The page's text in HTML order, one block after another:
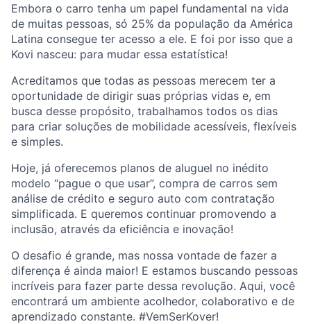
Embora o carro tenha um papel fundamental na vida
de muitas pessoas, só 25% da população da América
Latina consegue ter acesso a ele. E foi por isso que a
Kovi nasceu: para mudar essa estatística!
Acreditamos que todas as pessoas merecem ter a
oportunidade de dirigir suas próprias vidas e, em
busca desse propósito, trabalhamos todos os dias
para criar soluções de mobilidade acessíveis, flexíveis
e simples.
Hoje, já oferecemos planos de aluguel no inédito
modelo “pague o que usar”, compra de carros sem
análise de crédito e seguro auto com contratação
simplificada. E queremos continuar promovendo a
inclusão, através da eficiência e inovação!
O desafio é grande, mas nossa vontade de fazer a
diferença é ainda maior! E estamos buscando pessoas
incríveis para fazer parte dessa revolução. Aqui, você
encontrará um ambiente acolhedor, colaborativo e de
aprendizado constante. #VemSerKover!